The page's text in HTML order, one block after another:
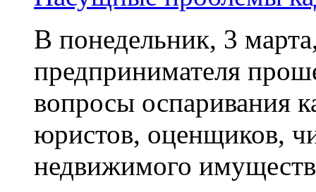
В понедельник, 3
предпринимателя
вопросы оспаривания
юристов, оценщиков,
недвижимого